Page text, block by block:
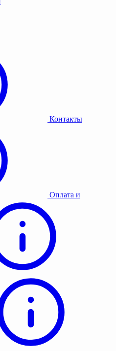
Контакты
Оплата и